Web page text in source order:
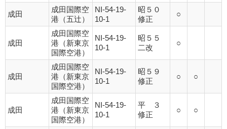
成田
成田国際空
港（五辻）
NI-54-19-
10-1
昭５０
修正
○
成田
成田国際空
港（新東京
国際空港）
NI-54-19-
10-1
昭５５
二改
○
成田
成田国際空
港（新東京
国際空港）
NI-54-19-
10-1
昭５９
修正
○ ○
成田
成田国際空
港（新東京
国際空港）
NI-54-19-
10-1
平 ３
修正
○ ○